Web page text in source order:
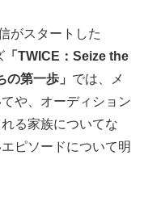
がスタートした
「TWICE：Seize the
の第一歩」 では、メ
や、オーディション
る家族についてな
ピソードについて明